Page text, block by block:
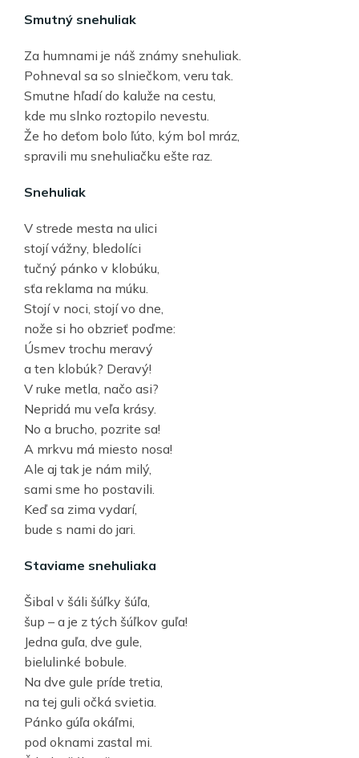
Smutný snehuliak
Za humnami je náš známy snehuliak.
Pohneval sa so slniečkom, veru tak.
Smutne hľadí do kaluže na cestu,
kde mu slnko roztopilo nevestu.
Že ho deťom bolo ľúto, kým bol mráz,
spravili mu snehuliačku ešte raz.
Snehuliak
V strede mesta na ulici
stojí vážny, bledolíci
tučný pánko v klobúku,
sťa reklama na múku.
Stojí v noci, stojí vo dne,
nože si ho obzrieť poďme:
Úsmev trochu meravý
a ten klobúk? Deravý!
V ruke metla, načo asi?
Nepridá mu veľa krásy.
No a brucho, pozrite sa!
A mrkvu má miesto nosa!
Ale aj tak je nám milý,
sami sme ho postavili.
Keď sa zima vydarí,
bude s nami do jari.
Staviame snehuliaka
Šibal v šáli šúľky šúľa,
šup – a je z tých šúľkov guľa!
Jedna guľa, dve gule,
bielulinké bobule.
Na dve gule príde tretia,
na tej guli očká svietia.
Pánko gúľa okáľmi,
pod oknami zastal mi.